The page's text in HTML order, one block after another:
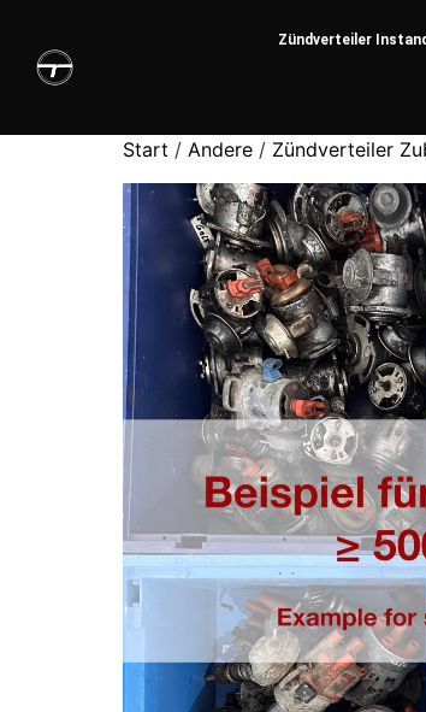
Zündverteiler
Start / Andere / Zündverteiler